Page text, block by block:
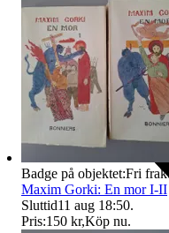
Badge på objektet:Fri frakt
Maxim Gorki: En mor I-II
Sluttid11 aug 18:50.
Pris:150 kr,Köp nu.